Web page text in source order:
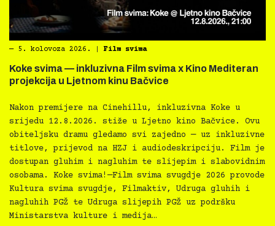
― 5. kolovoza 2026. Film svima
Koke svima — inkluzivna Film svima x Kino Mediteran
projekcija u Ljetnom kinu Bačvice
Nakon premijere na Cinehillu, inkluzivna Koke u
srijedu 12.8.2026. stiže u Ljetno kino Bačvice. Ovu
obiteljsku dramu gledamo svi zajedno — uz inkluzivne
titlove, prijevod na HZJ i audiodeskripciju. Film je
dostupan gluhim i nagluhim te slijepim i slabovidnim
osobama. Koke svima!—Film svima svugdje 2026 provode
Kultura svima svugdje, Filmaktiv, Udruga gluhih i
nagluhih PGŽ te Udruga slijepih PGŽ uz podršku
Ministarstva kulture i medija…